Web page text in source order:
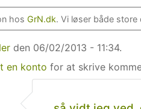
hos GrN.dk. Vi løser både store
den 06/02/2013 - 11:34.
en konto for at skrive